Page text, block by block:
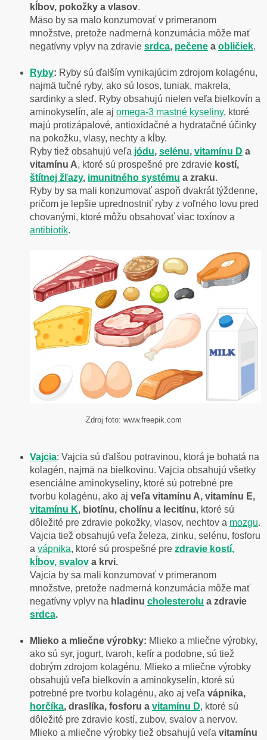
kĺbov, pokožky a vlasov.
Mäso by sa malo konzumovať v primeranom
množstve, pretože nadmerná konzumácia môže mať
negatívny vplyv na zdravie srdca, pečene a obličiek.
Ryby: Ryby sú ďalším vynikajúcim zdrojom kolagénu,
najmä tučné ryby, ako sú losos, tuniak, makrela,
sardinky a sleď. Ryby obsahujú nielen veľa bielkovín a
aminokyselín, ale aj omega-3 mastné kyseliny, ktoré
majú protizápalové, antioxidačné a hydratačné účinky
na pokožku, vlasy, nechty a kĺby.
Ryby tiež obsahujú veľa jódu, selénu, vitamínu D a
vitamínu A, ktoré sú prospešné pre zdravie kostí,
štítnej žľazy, imunitného systému a zraku.
Ryby by sa mali konzumovať aspoň dvakrát týždenne,
pričom je lepšie uprednostniť ryby z voľného lovu pred
chovanými, ktoré môžu obsahovať viac toxínov a
antibiotík.
Zdroj foto: www.freepik.com
Vajcia: Vajcia sú ďalšou potravinou, ktorá je bohatá na
kolagén, najmä na bielkovinu. Vajcia obsahujú všetky
esenciálne aminokyseliny, ktoré sú potrebné pre
tvorbu kolagénu, ako aj veľa vitamínu A, vitamínu E,
vitamínu K, biotínu, cholínu a lecitínu, ktoré sú
dôležité pre zdravie pokožky, vlasov, nechtov a mozgu.
Vajcia tiež obsahujú veľa železa, zinku, selénu, fosforu
a vápnika, ktoré sú prospešné pre zdravie kostí,
kĺbov, svalov a krvi.
Vajcia by sa mali konzumovať v primeranom
množstve, pretože nadmerná konzumácia môže mať
negatívny vplyv na hladinu cholesterolu a zdravie
srdca.
Mlieko a mliečne výrobky: Mlieko a mliečne výrobky,
ako sú syr, jogurt, tvaroh, kefír a podobne, sú tiež
dobrým zdrojom kolagénu. Mlieko a mliečne výrobky
obsahujú veľa bielkovín a aminokyselín, ktoré sú
potrebné pre tvorbu kolagénu, ako aj veľa vápnika,
horčíka, draslíka, fosforu a vitamínu D, ktoré sú
dôležité pre zdravie kostí, zubov, svalov a nervov.
Mlieko a mliečne výrobky tiež obsahujú veľa vitamínu